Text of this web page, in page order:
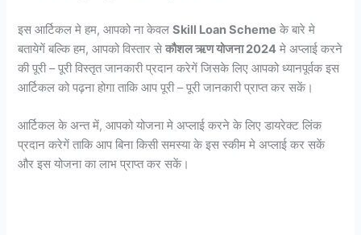
इस आर्टिकल मे हम, आपको ना केवलSkill Loan Scheme के बारे मे
बतायेगें बल्कि हम, आपको विस्तार सेकौशल ऋण योजना 2024 मे अप्लाई करने
की पूरी – पूरी विस्तृत जानकारी प्रदान करेगें जिसके लिए आपको ध्यानपूर्वक इस
आर्टिकल को पढ़ना होगा ताकि आप पूरी – पूरी जानकारी प्राप्त कर सकें।
आर्टिकल के अन्त में, आपको योजना मे अप्लाई करने के लिए डायरेक्ट लिंक
प्रदान करेगें ताकि आप बिना किसी समस्या के इस स्कीम मे अप्लाई कर सकें
और इस योजना का लाभ प्राप्त कर सकें।